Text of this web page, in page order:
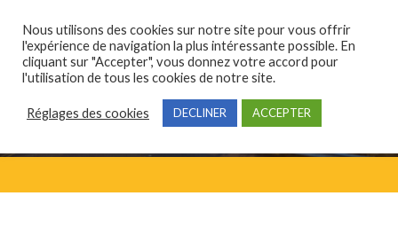
Nous utilisons des cookies sur notre site pour vous offrir
l'expérience de navigation la plus intéressante possible. En
cliquant sur "Accepter", vous donnez votre accord pour
l'utilisation de tous les cookies de notre site.
Réglages des cookies DECLINER ACCEPTER